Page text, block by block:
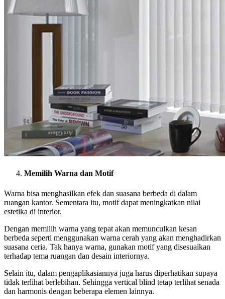
Memilih Warna dan Motif
Warna bisa menghasilkan efek dan suasana berbeda di dalam
ruangan kantor. Sementara itu, motif dapat meningkatkan nilai
estetika di interior.
Dengan memilih warna yang tepat akan memunculkan kesan
berbeda seperti menggunakan warna cerah yang akan menghadirkan
suasana ceria. Tak hanya warna, gunakan motif yang disesuaikan
terhadap tema ruangan dan desain interiornya.
Selain itu, dalam pengaplikasiannya juga harus diperhatikan supaya
tidak terlihat berlebihan. Sehingga vertical blind tetap terlihat senada
dan harmonis dengan beberapa elemen lainnya.